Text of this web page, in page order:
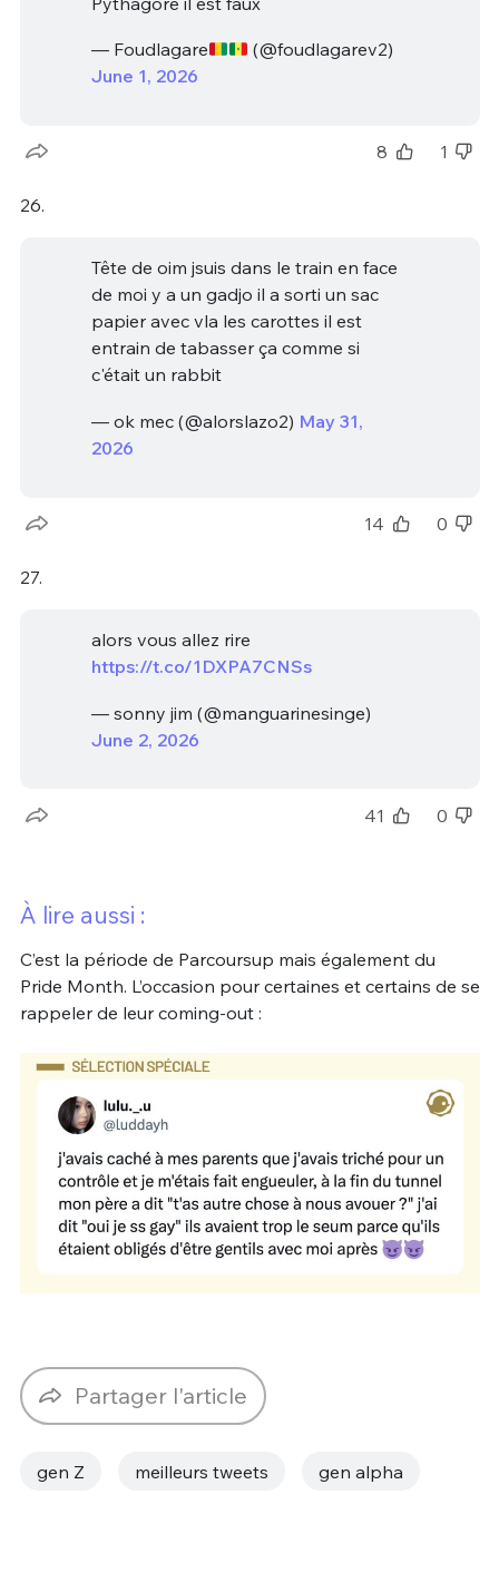
— Foudlagare
(@foudlagarev2)
June 1, 2026
8 1
26.
Tête de oim jsuis dans le train en face
de moi y a un gadjo il a sorti un sac
papier avec vla les carottes il est
entrain de tabasser ça comme si
c'était un rabbit
— ok mec (@alorslazo2) May 31,
2026
14 0
27.
alors vous allez rire
https://t.co/1DXPA7CNSs
— sonny jim (@manguarinesinge)
June 2, 2026
41 0
À lire aussi :
C’est la période de Parcoursup mais également du
Pride Month. L’occasion pour certaines et certains de se
rappeler de leur coming-out :
Partager l'article
gen Z meilleurs tweets gen alpha